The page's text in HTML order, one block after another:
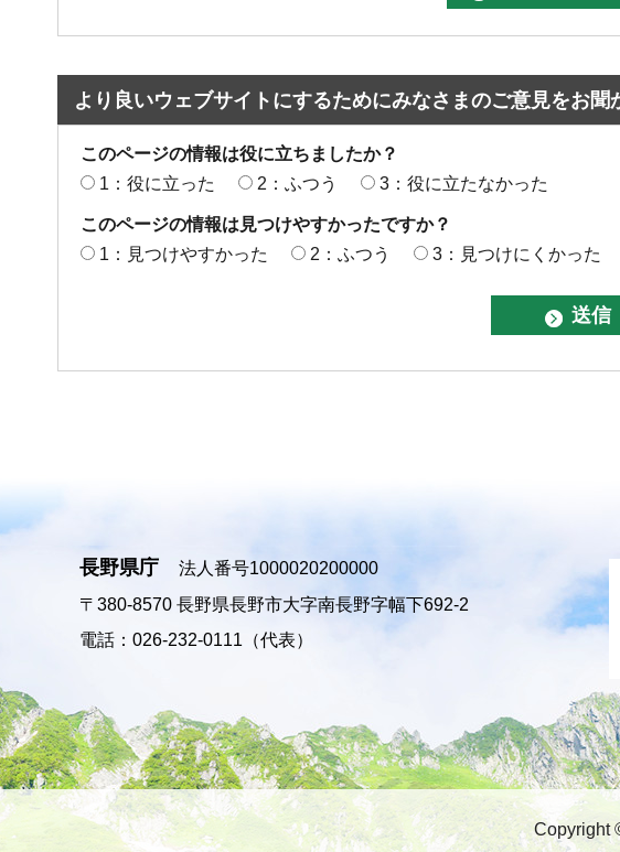
より良いウェブサイトにするためにみなさまのご意見をお聞
このページの情報は役に立ちましたか？
1：役に立った
2：ふつう 3：役に立たなかった
このページの情報は見つけやすかったですか？
1：見つけやすかった
2：ふつう 3：見つけにくかった
長野県庁
法人番号1000020200000
〒380-8570 長野県長野市大字南長野字幅下692-2
電話：026-232-0111（代表）
Copyright